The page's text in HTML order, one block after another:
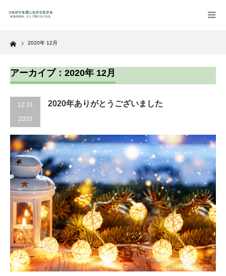
Home 2020年 12月
アーカイブ：2020年 12月
12.31
2020
2020年ありがとうございました